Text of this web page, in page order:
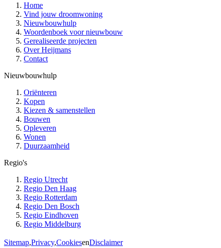
Home
Vind jouw droomwoning
Nieuwbouwhulp
Woordenboek voor nieuwbouw
Gerealiseerde projecten
Over Heijmans
Contact
Nieuwbouwhulp
Oriënteren
Kopen
Kiezen & samenstellen
Bouwen
Opleveren
Wonen
Duurzaamheid
Regio's
Regio Utrecht
Regio Den Haag
Regio Rotterdam
Regio Den Bosch
Regio Eindhoven
Regio Middelburg
Sitemap,Privacy,CookiesenDisclaimer